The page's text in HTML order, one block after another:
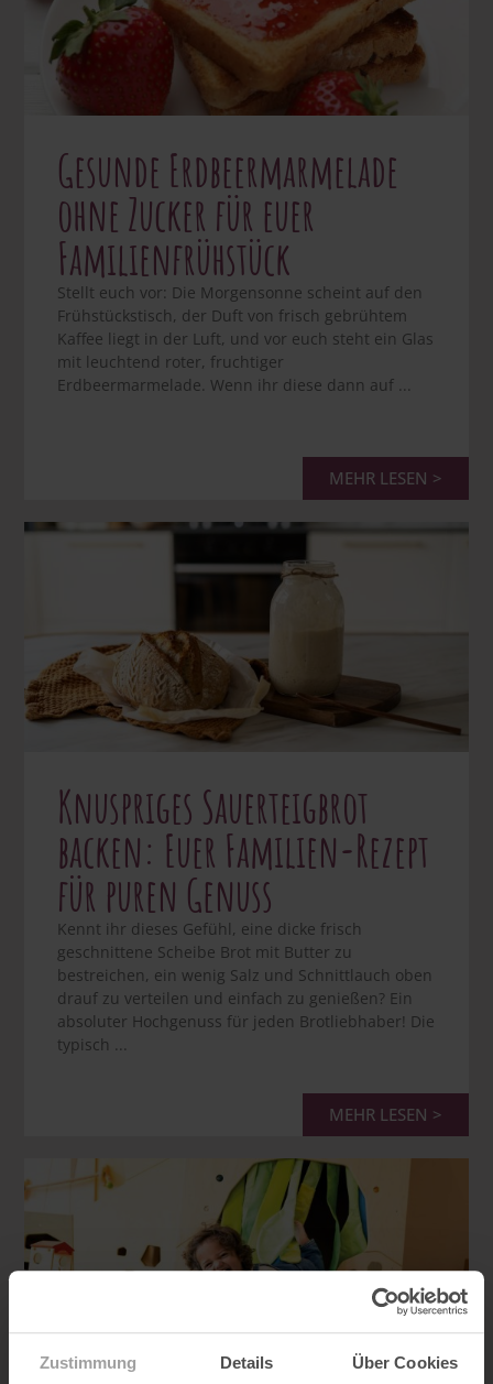
Zustimmung Details Über Cookies
Gesunde Erdbeermarmelade
ohne Zucker für euer
Familienfrühstück
Stellt euch vor: Die Morgensonne scheint auf den
Frühstückstisch, der Duft von frisch gebrühtem
Kaffee liegt in der Luft, und vor euch steht ein Glas
mit leuchtend roter, fruchtiger
Erdbeermarmelade. Wenn ihr diese dann auf ...
MEHR LESEN >
Knuspriges Sauerteigbrot
backen: Euer Familien-Rezept
für puren Genuss
Kennt ihr dieses Gefühl, eine dicke frisch
geschnittene Scheibe Brot mit Butter zu
bestreichen, ein wenig Salz und Schnittlauch oben
drauf zu verteilen und einfach zu genießen? Ein
absoluter Hochgenuss für jeden Brotliebhaber! Die
typisch ...
MEHR LESEN >